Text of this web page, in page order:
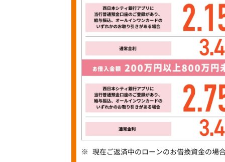
現在ご返済中のローンのお借換資金の場